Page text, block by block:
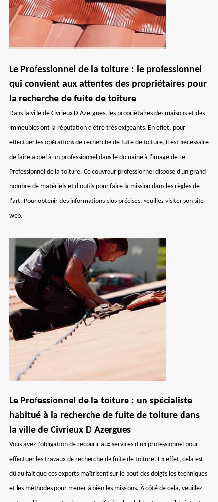
Le Professionnel de la toiture : le professionnel
qui convient aux attentes des propriétaires pour
la recherche de fuite de toiture
Dans la ville de Civrieux D Azergues, les propriétaires des maisons et des
immeubles ont la réputation d'être très exigeants. En effet, pour
effectuer les opérations de recherche de fuite de toiture, il est nécessaire
de faire appel à un professionnel dans le domaine à l'image de Le
Professionnel de la toiture. Ce couvreur professionnel dispose d'un grand
nombre de matériels et d'outils pour faire la mission dans les règles de
l'art. Pour obtenir des informations plus précises, veuillez visiter son site
web.
Le Professionnel de la toiture : un spécialiste
habitué à la recherche de fuite de toiture dans
la ville de Civrieux D Azergues
Vous avez l'obligation de recourir aux services d'un professionnel pour
effectuer les travaux de recherche de fuite de toiture. En effet, cela est
dû au fait que ces experts maîtrisent sur le bout des doigts les techniques
et les méthodes pour mener à bien les missions. À côté de cela, veuillez